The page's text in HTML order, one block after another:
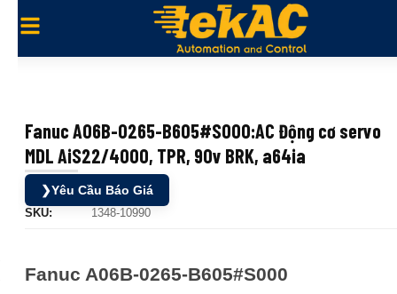
Fanuc A06B-0265-B605#S000:AC Động cơ servo
MDL AiS22/4000, TPR, 90v BRK, a64ia
❯Yêu Cầu Báo Giá
SKU: 1348-10990
Fanuc A06B-0265-B605#S000